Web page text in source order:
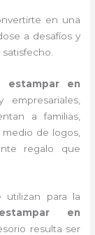
en una
a desafíos y
estampar en
a familias,
de logos,
regalo que
utilizan para la
en
resulta ser